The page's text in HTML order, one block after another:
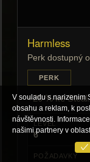
Harmless
Perk dostupný
PERK
+20 % ke Steal.
LEVEL
6
POŽADAVKY
V souladu s narizenim
obsahu a reklam, k
návštěvnosti.
našimi partnery v